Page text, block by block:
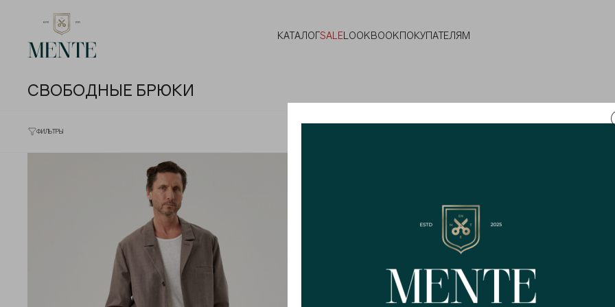
КАТАЛОГSALELOOKBOOKПОКУПАТЕЛЯМ
СВОБОДНЫЕ БРЮКИ
ФИЛЬТРЫ